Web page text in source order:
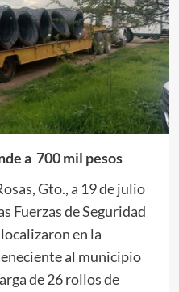
a 700 mil pesos
Gto., a 19 de julio
Fuerzas de Seguridad
en la
al municipio
de 26 rollos de